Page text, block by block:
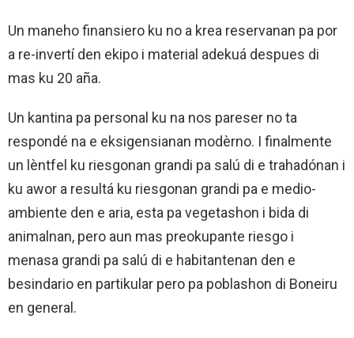
Un maneho finansiero ku no a krea reservanan pa por
a re-invertí den ekipo i material adekuá despues di
mas ku 20 aña.
Un kantina pa personal ku na nos pareser no ta
respondé na e eksigensianan modèrno. I finalmente
un lèntfel ku riesgonan grandi pa salú di e trahadónan i
ku awor a resultá ku riesgonan grandi pa e medio-
ambiente den e aria, esta pa vegetashon i bida di
animalnan, pero aun mas preokupante riesgo i
menasa grandi pa salú di e habitantenan den e
besindario en partikular pero pa poblashon di Boneiru
en general.